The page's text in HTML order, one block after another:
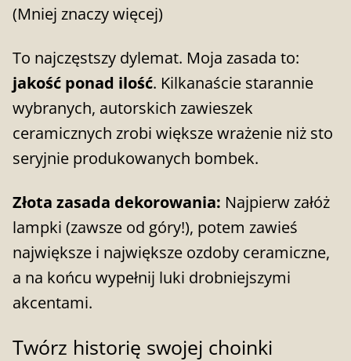
(Mniej znaczy więcej)
To najczęstszy dylemat. Moja zasada to:
jakość ponad ilość. Kilkanaście starannie
wybranych, autorskich zawieszek
ceramicznych zrobi większe wrażenie niż sto
seryjnie produkowanych bombek.
Złota zasada dekorowania: Najpierw załóż
lampki (zawsze od góry!), potem zawieś
największe i największe ozdoby ceramiczne,
a na końcu wypełnij luki drobniejszymi
akcentami.
Twórz historię swojej choinki